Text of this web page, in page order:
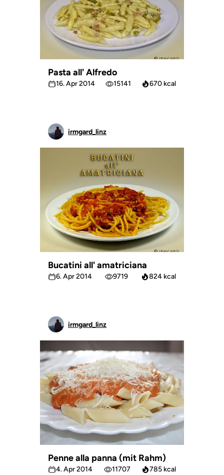
Pasta all' Alfredo
16. Apr 2014 15141 670 kcal
irmgard_linz
Bucatini all' amatriciana
6. Apr 2014 9719 824 kcal
irmgard_linz
Penne alla panna (mit Rahm)
4. Apr 2014 11707 785 kcal